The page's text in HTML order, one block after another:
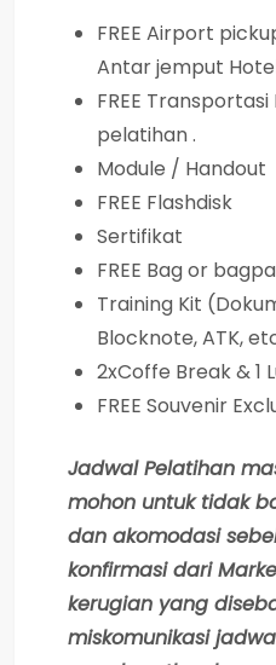
FREE Airport
Antar jemput
FREE
pelatihan .
Module / Handout
FREE Flashdisk
Sertifikat
FREE Bag or
Training Kit
Blocknote, ATK,
2xCoffe Break & 1
FREE Souvenir
Jadwal Pelatihan
mohon untuk tidak
dan akomodasi
konfirmasi dari
kerugian yang
miskomunikasi